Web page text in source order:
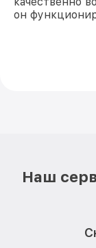
он
Наш